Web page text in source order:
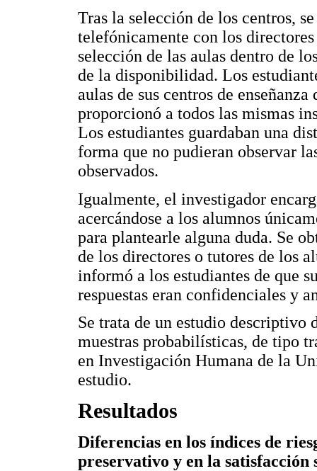
Tras la selección de los centros,
telefónicamente con los
selección de las aulas dentro de
de la disponibilidad. Los
aulas de sus centros de
proporcionó a todos las mismas
Los estudiantes guardaban una
forma que no pudieran observar
observados.
Igualmente, el investigador
acercándose a los alumnos
para plantearle alguna duda. Se
de los directores o tutores de los
informó a los estudiantes de que
respuestas eran confidenciales y
Se trata de un estudio descriptivo
muestras probabilísticas, de tipo
en Investigación Humana de la
estudio.
Resultados
Diferencias en los índices de
preservativo y en la satisfacción